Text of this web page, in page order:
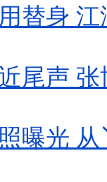
替身
尾声
曝光